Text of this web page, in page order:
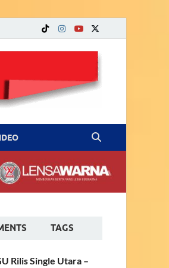
TAGS
Rilis Single Utara –